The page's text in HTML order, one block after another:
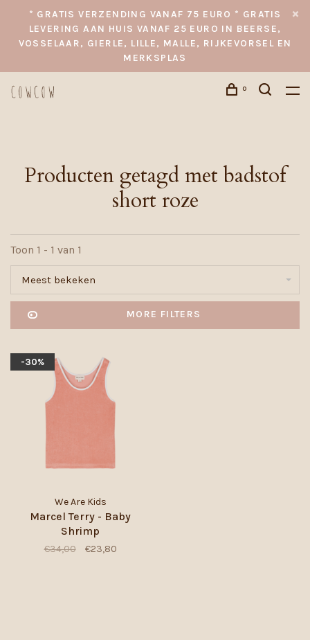
* GRATIS VERZENDING VANAF 75 EURO * GRATIS
LEVERING AAN HUIS VANAF 25 EURO IN BEERSE,
VOSSELAAR, GIERLE, LILLE, MALLE, RIJKEVORSEL EN
MERKSPLAS
0
Producten getagd met badstof
short roze
Toon 1 - 1 van 1
Meest bekeken
MORE FILTERS
-30%
We Are Kids
Marcel Terry - Baby
Shrimp
€34,00 €23,80